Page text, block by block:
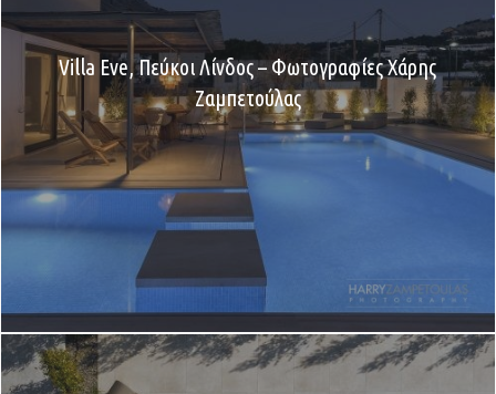
Villa Eve, Πεύκοι Λίνδος – Φωτογραφίες Χάρης
Ζαμπετούλας